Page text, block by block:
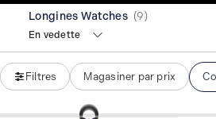
Longines Watches (9)
En vedette
Filtres Magasiner par prix